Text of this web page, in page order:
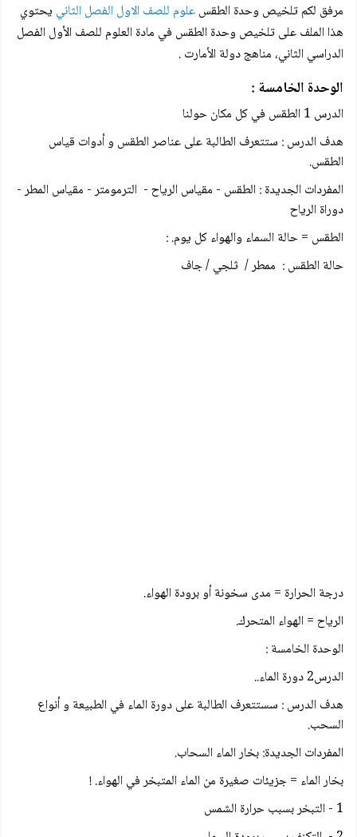
مرفق لكمتلخيص وحدة الطقسعلوم للصف الاول الفصل الثاني يحتوي
هذا الملف علىتلخيص وحدة الطقسفي مادة العلوم للصف الأول الفصل
الدراسي الثاني، مناهج دولة الأمارت .
الوحدة الخامسة :
الدرس 1 الطقس في كل مكان حولنا
هدف الدرس : ستتعرف الطالبة على عناصر الطقس و أدوات قياس
الطقس.
المفردات الجديدة : الطقس - مقياس الرياح - الترمومتر - مقياس المطر -
دوراة الرياح
الطقس = حالة السماء والهواء كل يوم. :
حالة الطقس : ممطر / ثلجي / جاف
درجة الحرارة = مدى سخونة أو برودة الهواء.
الرياح = الهواء المتحرك.
الوحدة الخامسة :
الدرس2 دورة الماء..
هدف الدرس : سستتعرف الطالبة على دورة الماء في الطبيعة و أنواع
السحب.
المفردات الجديدة: بخار الماء السحاب.
بخار الماء = جزيئات صغيرة من الماء المتبخر في الهواء. !
1 - التبخر بسبب حرارة الشمس